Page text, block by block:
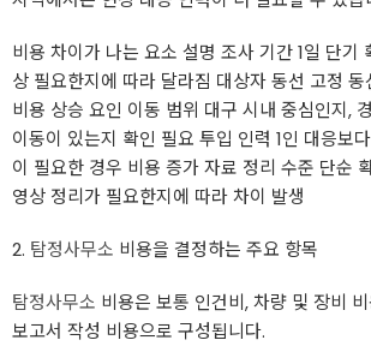
비용 차이가 나는 요소 설명 조사 기간 1일 단기
상 필요한지에 따라 달라짐 대상자 동선 고정 동
비용 상승 요인 이동 범위 대구 시내 중심인지,
이동이 있는지 확인 필요 투입 인력 1인 대응보
이 필요한 경우 비용 증가 자료 정리 수준 단순
영상 정리가 필요한지에 따라 차이 발생
2. 탐정사무소 비용을 결정하는 주요 항목
탐정사무소 비용은 보통 인건비, 차량 및 장비
보고서 작성 비용으로 구성됩니다.